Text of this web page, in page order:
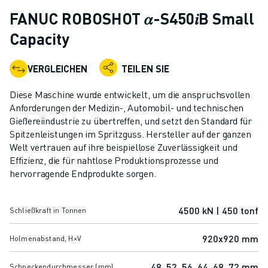
ROBOTERPALETTE
ROBOTER-STEUERUNGEN
ROBOTER-SOFTWARE
ROBOTIK-PRODUKTE FÜR DEN BILDUNGSBEREICH
ROBOTER-AUTOMATISIERUNG
KOMPAKTE CNC-BEARBEITUNGSZENTREN
ROBODRILL-FILTER
ROBODRILL KOMPAKTE CNC-BEARBEITUNGSZENTREN
ROBODRILL HARDWARE
ROBODRILL VORBEUGENDE WARTUNG
ROBODRILL NACHHALTIGKEIT
ROBODRILL ROBOTER-PAKET
FANUC ROBOSHOT 𝛼-S450𝑖B Small
Capacity
VERGLEICHEN TEILEN SIE
Diese Maschine wurde entwickelt, um die anspruchsvollen
Anforderungen der Medizin-, Automobil- und technischen
Gießereiindustrie zu übertreffen, und setzt den Standard für
Spitzenleistungen im Spritzguss. Hersteller auf der ganzen
Welt vertrauen auf ihre beispiellose Zuverlässigkeit und
Effizienz, die für nahtlose Produktionsprozesse und
hervorragende Endprodukte sorgen.
Schließkraft in Tonnen 4500 kN | 450 tonf
Holmenabstand, H×V 920x920 mm